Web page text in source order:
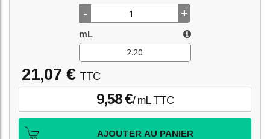
- +
mL
21,07 € TTC
9,58 €/ mL TTC
AJOUTER AU PANIER